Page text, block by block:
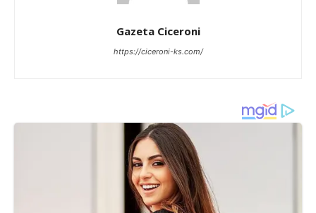
Gazeta Ciceroni
https://ciceroni-ks.com/